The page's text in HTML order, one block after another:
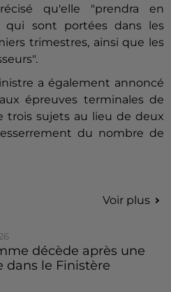
qu'elle "prendra en
qui sont portées dans les
trimestres, ainsi que les
a également annoncé
épreuves terminales de
trois sujets au lieu de deux
du nombre de
Voir plus
décède après une
dans le Finistère